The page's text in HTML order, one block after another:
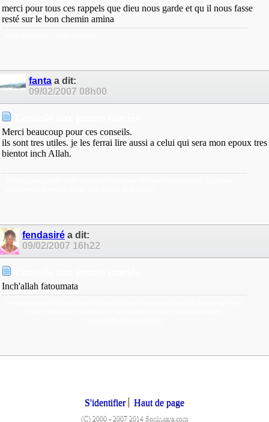
merci pour tous ces rappels que dieu nous garde et qu il nous fasse
resté sur le bon chemin amina
fanta a dit:
09/02/2007 08h00
Merci beaucoup pour ces conseils.
ils sont tres utiles. je les ferrai lire aussi a celui qui sera mon epoux tres
bientot inch Allah.
fendasiré a dit:
09/02/2007 16h22
Inch'allah fatoumata
S'identifier Haut de page
(C) 2000 - 2007 2014 Soninkara.com